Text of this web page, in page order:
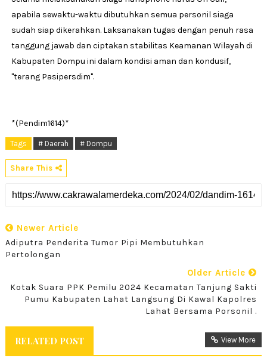
apabila sewaktu-waktu dibutuhkan semua personil siaga
sudah siap dikerahkan. Laksanakan tugas dengan penuh rasa
tanggung jawab dan ciptakan stabilitas Keamanan Wilayah di
Kabupaten Dompu ini dalam kondisi aman dan kondusif,
"terang Pasipersdim".
*(Pendim1614)*
Tags # Daerah # Dompu
Share This
Newer Article
Adiputra Penderita Tumor Pipi Membutuhkan
Pertolongan
Older Article
Kotak Suara PPK Pemilu 2024 Kecamatan Tanjung Sakti
Pumu Kabupaten Lahat Langsung Di Kawal Kapolres
Lahat Bersama Porsonil .
RELATED POST View More